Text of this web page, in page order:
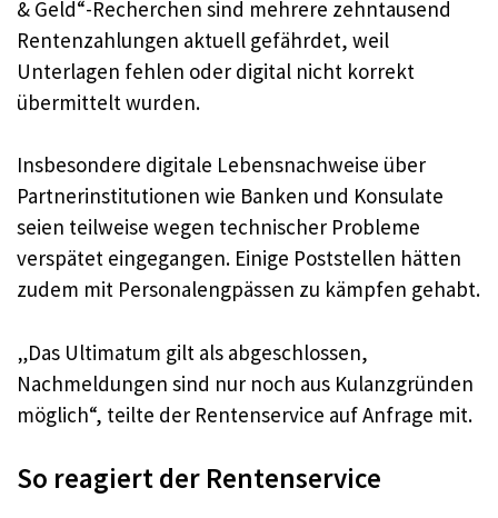
& Geld“-Recherchen sind mehrere zehntausend
Rentenzahlungen aktuell gefährdet, weil
Unterlagen fehlen oder digital nicht korrekt
übermittelt wurden.
Insbesondere digitale Lebensnachweise über
Partnerinstitutionen wie Banken und Konsulate
seien teilweise wegen technischer Probleme
verspätet eingegangen. Einige Poststellen hätten
zudem mit Personalengpässen zu kämpfen gehabt.
„Das Ultimatum gilt als abgeschlossen,
Nachmeldungen sind nur noch aus Kulanzgründen
möglich“, teilte der Rentenservice auf Anfrage mit.
So reagiert der Rentenservice